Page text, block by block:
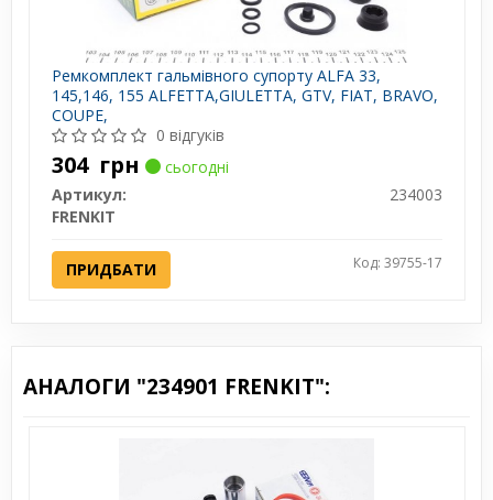
Ремкомплект гальмівного супорту ALFA 33,
145,146, 155 ALFETTA,GIULETTA, GTV, FIAT, BRAVO,
COUPE,
0 відгуків
304 грн
сьогодні
Артикул:
234003
FRENKIT
ПРИДБАТИ Код: 39755-17
АНАЛОГИ "234901 FRENKIT":